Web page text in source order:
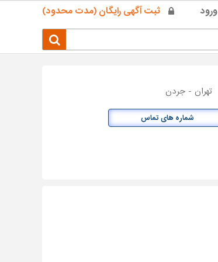
ورود ثبت آگهی رایگان (مدت محدود)
تهران - جردن
شماره های تماس